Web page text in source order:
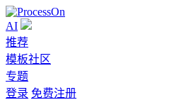
AI
推荐
模板社区
专题
登录 免费注册